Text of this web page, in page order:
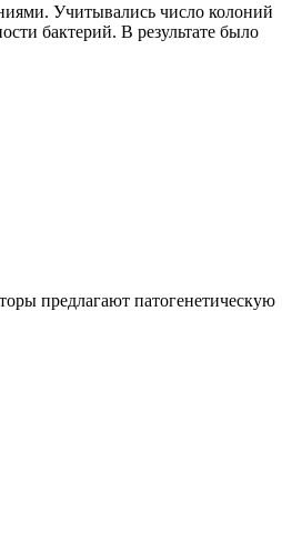
Учитывались число колоний
бактерий. В результате было
предлагают патогенетическую